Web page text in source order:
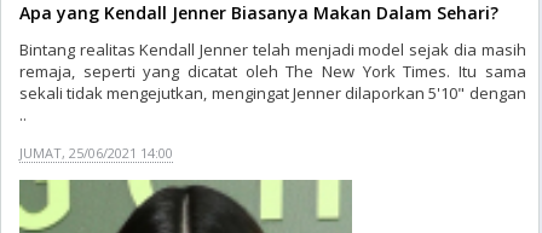
Apa yang Kendall Jenner Biasanya Makan Dalam Sehari?
Bintang realitas Kendall Jenner telah menjadi model sejak dia masih
remaja, seperti yang dicatat oleh The New York Times. Itu sama
sekali tidak mengejutkan, mengingat Jenner dilaporkan 5'10" dengan
..
JUMAT, 25/06/2021 14:00